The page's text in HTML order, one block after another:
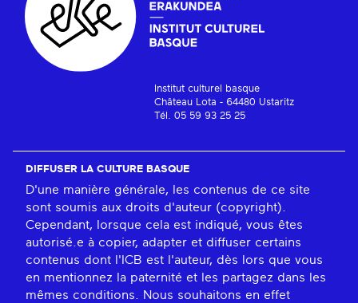
Institut culturel basque
Château Lota - 64480 Ustaritz
Tél. 05 59 93 25 25
DIFFUSER LA CULTURE BASQUE
D'une manière générale, les contenus de ce site
sont soumis aux droits d'auteur (copyright).
Cependant, lorsque cela est indiqué, vous êtes
autorisé.e à copier, adapter et diffuser certains
contenus dont l'ICB est l'auteur, dès lors que vous
en mentionnez la paternité et les partagez dans les
mêmes conditions. Nous souhaitons en effet